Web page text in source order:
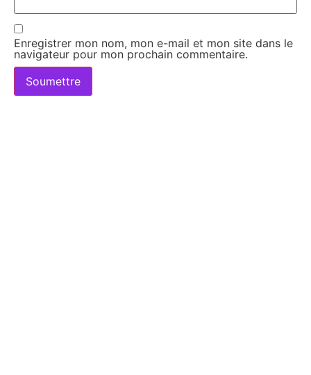
Enregistrer mon nom, mon e-mail et mon site dans le
navigateur pour mon prochain commentaire.